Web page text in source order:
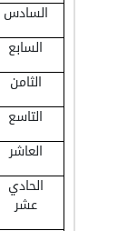
السادس
السابع
الثامن
التاسع
العاشر
الحادي
عشر